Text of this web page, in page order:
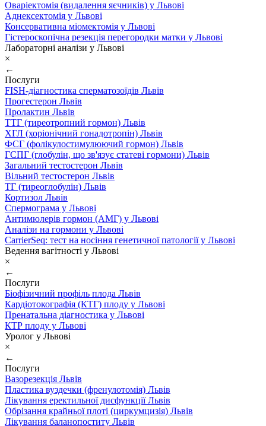
Оваріектомія (видалення яєчників) у Львові
Аднексектомія у Львові
Консервативна міомектомія у Львові
Гістероскопічна резекція перегородки матки у Львові
Лабораторні аналізи у Львові
×
←
Послуги
FISH-діагностика сперматозоїдів Львів
Прогестерон Львів
Пролактин Львів
ТТГ (тиреотропний гормон) Львів
ХГЛ (хоріонічний гонадотропін) Львів
ФСГ (фолікулостимулюючий гормон) Львів
ГСПГ (глобулін, що зв'язує статеві гормони) Львів
Загальний тестостерон Львів
Вільний тестостерон Львів
ТГ (тиреоглобулін) Львів
Кортизол Львів
Спермограма у Львові
Антимюлерів гормон (АМГ) у Львові
Аналізи на гормони у Львові
CarrierSeq: тест на носіння генетичної патології у Львові
Ведення вагітності у Львові
×
←
Послуги
Біофізичний профіль плода Львів
Кардіотокографія (КТГ) плоду у Львові
Пренатальна діагностика у Львові
КТР плоду у Львові
Уролог у Львові
×
←
Послуги
Вазорезекція Львів
Пластика вуздечки (френулотомія) Львів
Лікування еректильної дисфункції Львів
Обрізання крайньої плоті (циркумцизія) Львів
Лікування баланопоститу Львів